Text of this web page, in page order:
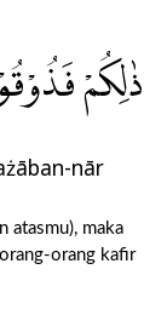
ذٰلِكُمْ
nār
atasmu), maka
orang kafir